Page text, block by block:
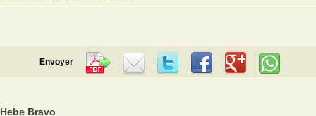
Envoyer
Hebe Bravo